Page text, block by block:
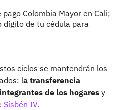
pago Colombia Mayor en Cali;
dígito de tu cédula para
ciclos se mantendrán los
la transferencia
de los hogaresy
IV.